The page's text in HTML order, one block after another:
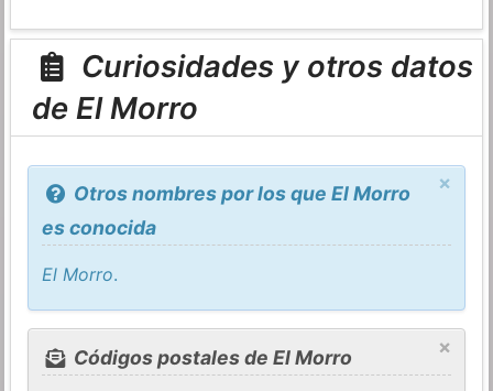
Curiosidades y otros datos
de El Morro
×
Otros nombres por los que El Morro
es conocida
El Morro.
×
Códigos postales de El Morro